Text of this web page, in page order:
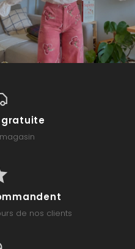
gratuite
de nos clients